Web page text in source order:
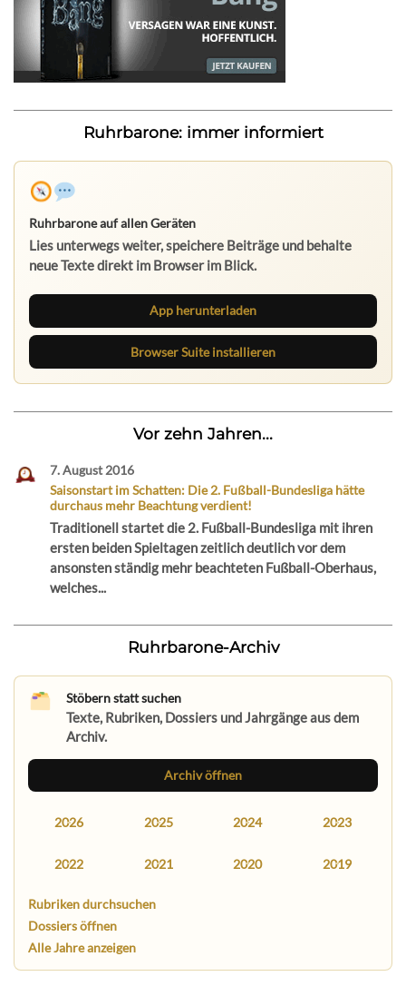
Ruhrbarone: immer informiert
Ruhrbarone auf allen Geräten
Lies unterwegs weiter, speichere Beiträge und behalte
neue Texte direkt im Browser im Blick.
App herunterladen
Browser Suite installieren
Vor zehn Jahren...
7. August 2016
Saisonstart im Schatten: Die 2. Fußball-Bundesliga hätte
durchaus mehr Beachtung verdient!
Traditionell startet die 2. Fußball-Bundesliga mit ihren
ersten beiden Spieltagen zeitlich deutlich vor dem
ansonsten ständig mehr beachteten Fußball-Oberhaus,
welches...
Ruhrbarone-Archiv
Stöbern statt suchen
Texte, Rubriken, Dossiers und Jahrgänge aus dem
Archiv.
Archiv öffnen
2026 2025 2024 2023
2022 2021 2020 2019
Rubriken durchsuchen
Dossiers öffnen
Alle Jahre anzeigen